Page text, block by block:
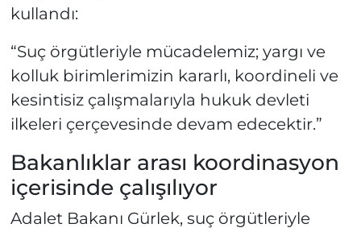
kullandı:
“Suç örgütleriyle mücadelemiz; yargı ve
kolluk birimlerimizin kararlı, koordineli ve
kesintisiz çalışmalarıyla hukuk devleti
ilkeleri çerçevesinde devam edecektir.”
Bakanlıklar arası koordinasyon
içerisinde çalışılıyor
Adalet Bakanı Gürlek, suç örgütleriyle